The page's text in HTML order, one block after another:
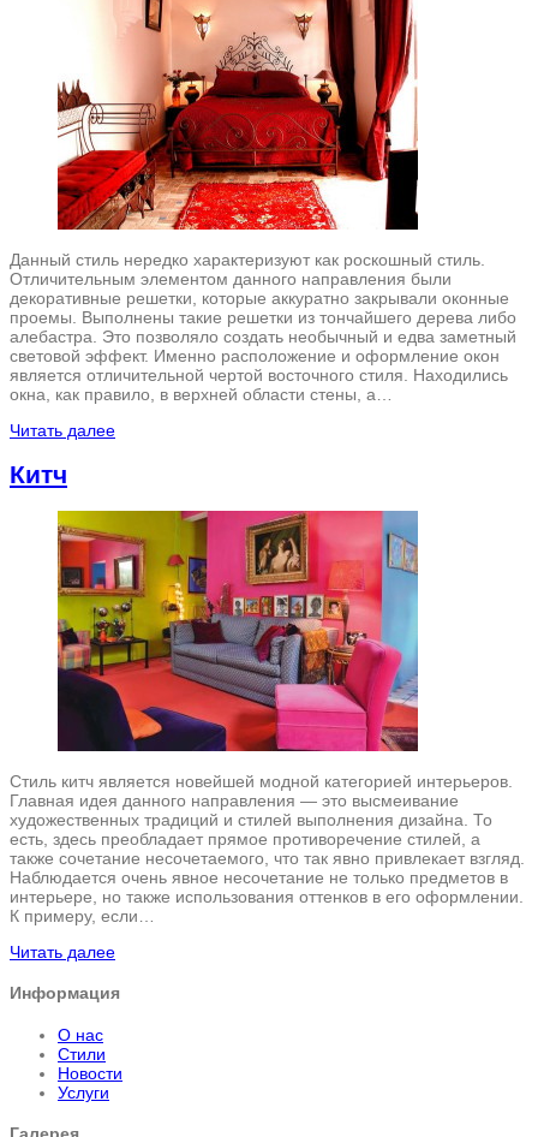
Данный стиль нередко характеризуют как роскошный стиль.
Отличительным элементом данного направления были
декоративные решетки, которые аккуратно закрывали оконные
проемы. Выполнены такие решетки из тончайшего дерева либо
алебастра. Это позволяло создать необычный и едва заметный
световой эффект. Именно расположение и оформление окон
является отличительной чертой восточного стиля. Находились
окна, как правило, в верхней области стены, а…
Читать далее
Китч
Стиль китч является новейшей модной категорией интерьеров.
Главная идея данного направления — это высмеивание
художественных традиций и стилей выполнения дизайна. То
есть, здесь преобладает прямое противоречение стилей, а
также сочетание несочетаемого, что так явно привлекает взгляд.
Наблюдается очень явное несочетание не только предметов в
интерьере, но также использования оттенков в его оформлении.
К примеру, если…
Читать далее
Информация
О нас
Стили
Новости
Услуги